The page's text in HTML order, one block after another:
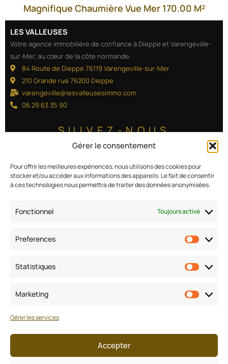
Gérer le consentement
Pour offrir les meilleures expériences, nous utilisons des cookies pour
stocker et/ou accéder aux informations des appareils. Le fait de consentir
à ces technologies nous permettra de traiter des données anonymisées.
Fonctionnel Toujours activé
Preferences
Statistiques
Marketing
Gérer les services
Accepter
Magnifique Chaumière Vue Mer 170.00 M²
LES VALLEUSES
Votre agence immobilière de confiance à Dieppe et Varengeville-
sur-Mer, au cœur de la côte normande.
84 Route de Dieppe 76119 Varengeville-sur-Mer
210 Grande rue 76200 Dieppe
varengeville@lesvalleusesimmo.com
06 29 63 35 90
SUIVEZ-NOUS
Estimer mon bien
Politique des cookies